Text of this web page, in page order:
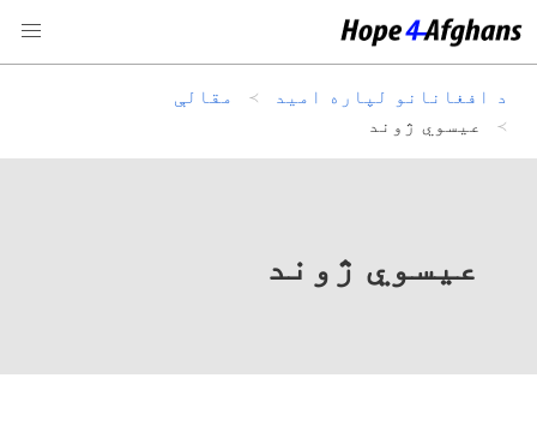
د افغانانو لپاره امید
مقالې
عیسوي ژوند
عیسوي ژوند